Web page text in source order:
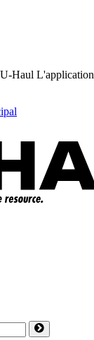
U-Haul L'application